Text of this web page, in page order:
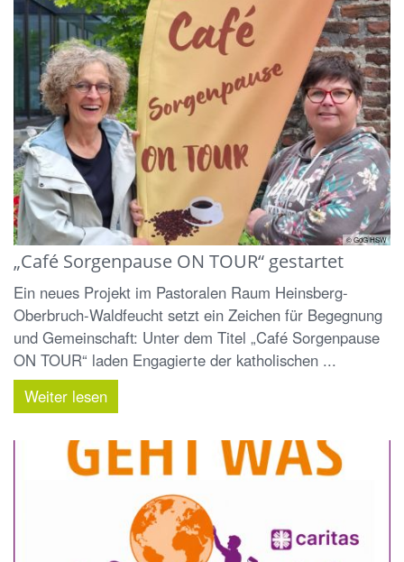
© GdG HSW
„Café Sorgenpause ON TOUR“ gestartet
Ein neues Projekt im Pastoralen Raum Heinsberg-
Oberbruch-Waldfeucht setzt ein Zeichen für Begegnung
und Gemeinschaft: Unter dem Titel „Café Sorgenpause
ON TOUR“ laden Engagierte der katholischen ...
Weiter lesen